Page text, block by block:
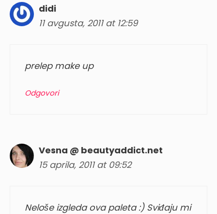
didi
11 avgusta, 2011 at 12:59
prelep make up
Odgovori
Vesna @ beautyaddict.net
15 aprila, 2011 at 09:52
Neloše izgleda ova paleta :) Sviđaju mi